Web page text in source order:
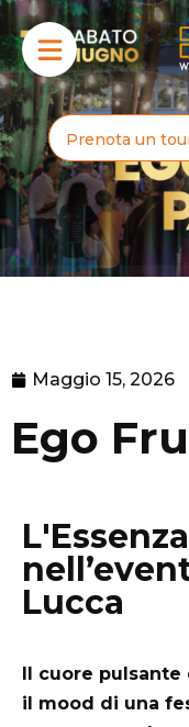
Prenota un
Maggio 15, 2026
Ego
Lucca
Il cuore
il mood di una